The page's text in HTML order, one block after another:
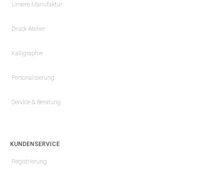
Unsere Manufaktur
Druck Atelier
Kalligraphie
Personalisierung
Service & Beratung
KUNDENSERVICE
Registrierung